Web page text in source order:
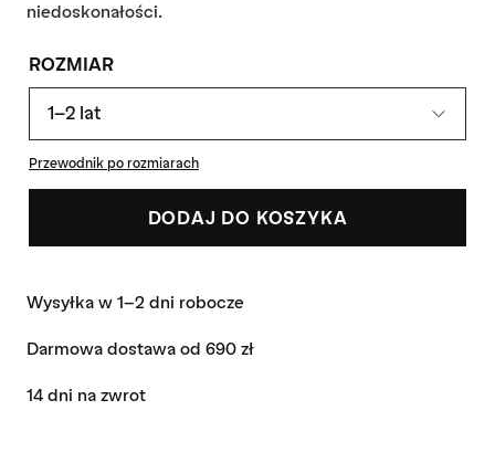
niedoskonałości.
ROZMIAR
1-2 lat
Przewodnik po rozmiarach
DODAJ DO KOSZYKA
Wysyłka w 1-2 dni robocze
Darmowa dostawa od 690 zł
14 dni na zwrot